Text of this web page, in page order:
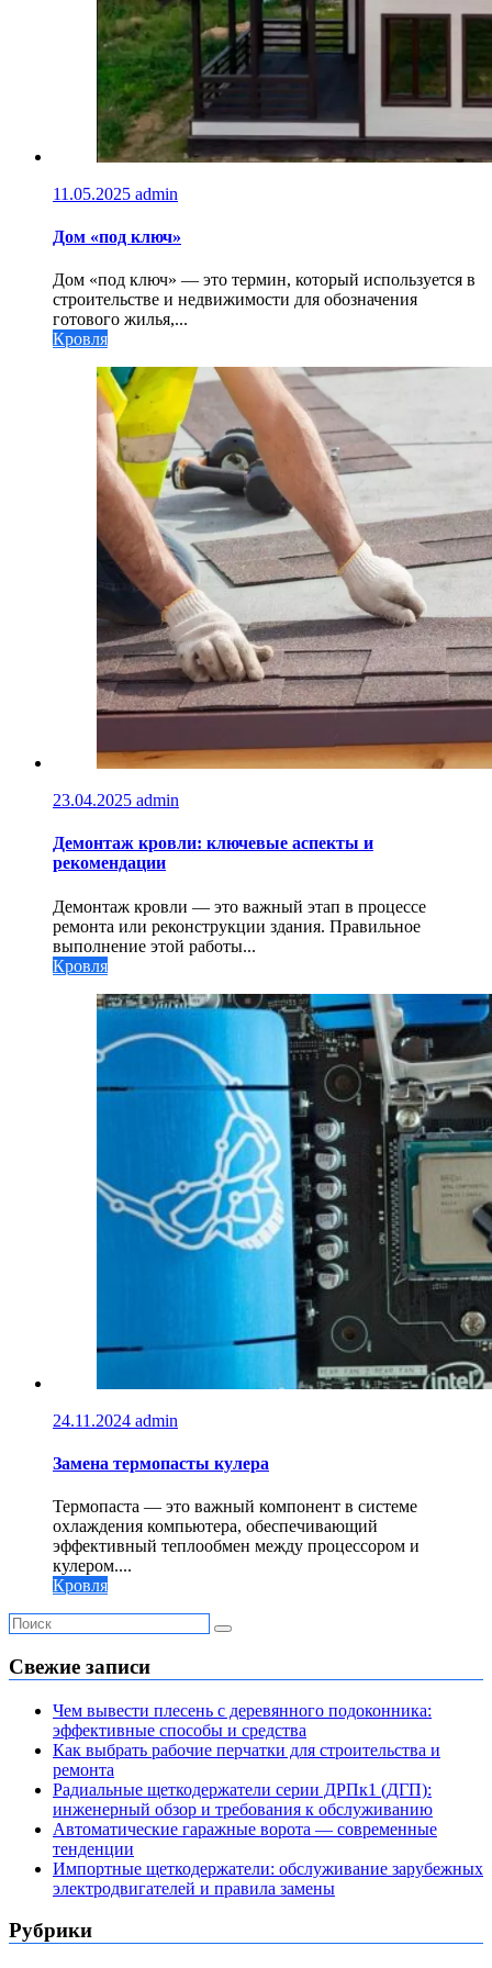
11.05.2025 admin
Дом «под ключ»
Дом «под ключ» — это термин, который используется в
строительстве и недвижимости для обозначения
готового жилья,...
Кровля
23.04.2025 admin
Демонтаж кровли: ключевые аспекты и
рекомендации
Демонтаж кровли — это важный этап в процессе
ремонта или реконструкции здания. Правильное
выполнение этой работы...
Кровля
24.11.2024 admin
Замена термопасты кулера
Термопаста — это важный компонент в системе
охлаждения компьютера, обеспечивающий
эффективный теплообмен между процессором и
кулером....
Кровля
Свежие записи
Чем вывести плесень с деревянного подоконника:
эффективные способы и средства
Как выбрать рабочие перчатки для строительства и
ремонта
Радиальные щеткодержатели серии ДРПк1 (ДГП):
инженерный обзор и требования к обслуживанию
Автоматические гаражные ворота — современные
тенденции
Импортные щеткодержатели: обслуживание зарубежных
электродвигателей и правила замены
Рубрики